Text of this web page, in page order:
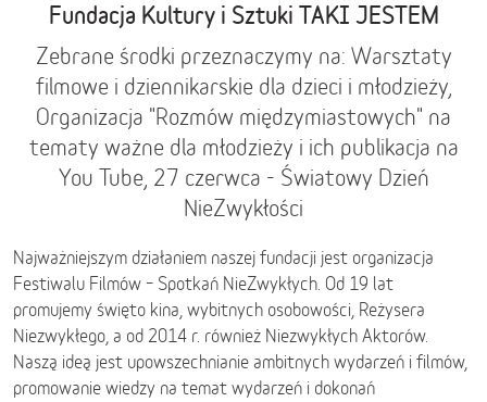
Fundacja Kultury i Sztuki TAKI JESTEM
Zebrane środki przeznaczymy na: Warsztaty
filmowe i dziennikarskie dla dzieci i młodzieży,
Organizacja "Rozmów międzymiastowych" na
tematy ważne dla młodzieży i ich publikacja na
You Tube, 27 czerwca - Światowy Dzień
NieZwykłości
Najważniejszym działaniem naszej fundacji jest organizacja
Festiwalu Filmów – Spotkań NieZwykłych. Od 19 lat
promujemy święto kina, wybitnych osobowości, Reżysera
Niezwykłego, a od 2014 r. również Niezwykłych Aktorów.
Naszą ideą jest upowszechnianie ambitnych wydarzeń i filmów,
promowanie wiedzy na temat wydarzeń i dokonań